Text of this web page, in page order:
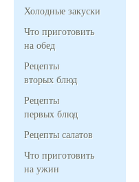
Холодные закуски
Что приготовить
на обед
Рецепты
вторых блюд
Рецепты
первых блюд
Рецепты салатов
Что приготовить
на ужин